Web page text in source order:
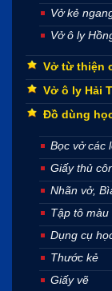
Vở kẻ
Vở ô ly
Vở từ thiện
Vở ô ly Hải
Đồ dùng
Bọc vở các
Giấy thủ
Nhãn vở,
Tập tô màu
Dụng cụ
Thước kẻ
Giấy vẽ